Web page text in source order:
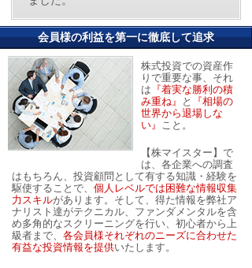
会員様の利益を第一に徹底して追求
株式投資での資産作
りで重要な事、それ
は 『着実な勝利の積
み重ね』
と
『相場の
世界から退場しな
い』 こと。
【株マイスター】で
は、各企業への調査
はもちろん、投資顧問として有する知識・経験を
駆使することで、 個人レベルでは困難な情報収集
力スキルがあります。そして、得た情報を弊社ア
ナリスト達がテクニカル、ファンダメンタルを含
め多角的なスクリーニングを行い、初心者から上
級者まで、 各会員様それぞれのニーズに合わせた
有益な投資情報を提供いたします。